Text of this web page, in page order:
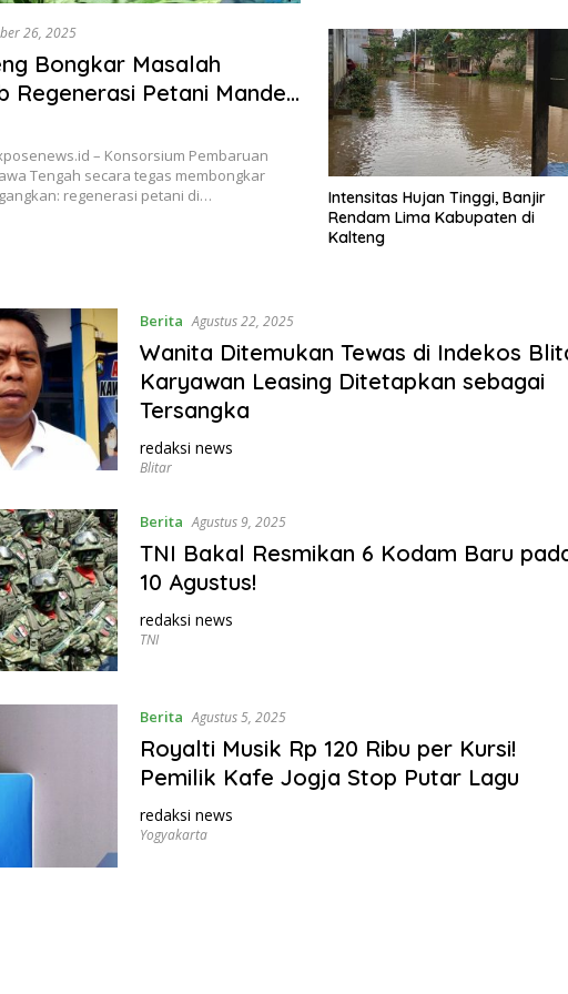
26, 2025
Bongkar Masalah
Regenerasi Petani Mandek
Generasi Muda
– Konsorsium Pembaruan
Tengah secara tegas membongkar
regenerasi petani di…
Intensitas Hujan Tinggi, Banjir
Rendam Lima Kabupaten di
Kalteng
Berita Agustus 22, 2025
Wanita Ditemukan Tewas di Indekos
Karyawan Leasing Ditetapkan sebagai
Tersangka
redaksi news
Blitar
Berita Agustus 9, 2025
TNI Bakal Resmikan 6 Kodam Baru
10 Agustus!
redaksi news
TNI
Berita Agustus 5, 2025
Royalti Musik Rp 120 Ribu per Kursi!
Pemilik Kafe Jogja Stop Putar Lagu
redaksi news
Yogyakarta